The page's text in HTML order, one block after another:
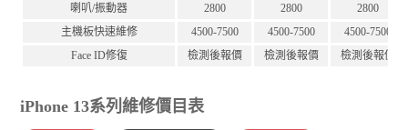
喇叭/振動器
2800 2800
2800
主機板快速維修
4500-7500 4500-7500
4500-7500
Face ID修復
檢測後報價 檢測後報價 檢測後報價
iPhone 13系列維修價目表